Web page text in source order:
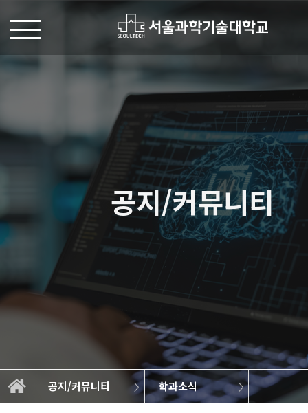
공지/커뮤니티
공지/커뮤니티 학과소식
학과소개
교육
연구
BK21 4th
공지/커뮤니티
학과소식
학부 공지사항
대학원 공지사항
취업정보
졸업작품
학생회 및 동아리